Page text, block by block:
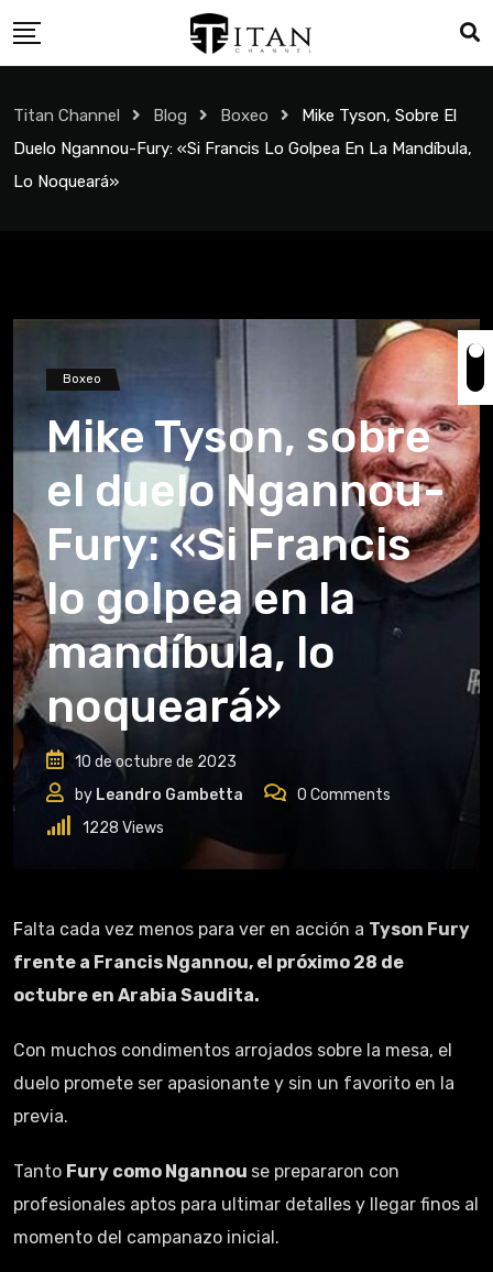
Titan Channel Blog Boxeo
Mike Tyson, Sobre El
Duelo Ngannou-Fury: «Si Francis Lo Golpea En La Mandíbula,
Lo Noqueará»
Boxeo
Mike Tyson, sobre
el duelo Ngannou-
Fury: «Si Francis
lo golpea en la
mandíbula, lo
noqueará»
10 de octubre de 2023
by Leandro Gambetta 0 Comments
1228 Views
Falta cada vez menos para ver en acción a Tyson Fury
frente a Francis Ngannou, el próximo 28 de
octubre en Arabia Saudita.
Con muchos condimentos arrojados sobre la mesa, el
duelo promete ser apasionante y sin un favorito en la
previa.
Tanto Fury como Ngannou se prepararon con
profesionales aptos para ultimar detalles y llegar finos al
momento del campanazo inicial.